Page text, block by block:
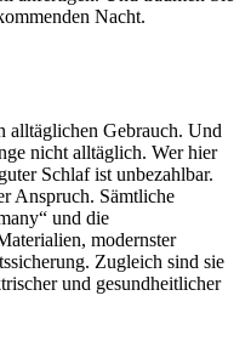
Nacht.
alltäglichen Gebrauch. Und
nicht alltäglich. Wer hier
Schlaf ist unbezahlbar.
Anspruch. Sämtliche
und die
modernster
Zugleich sind sie
und gesundheitlicher